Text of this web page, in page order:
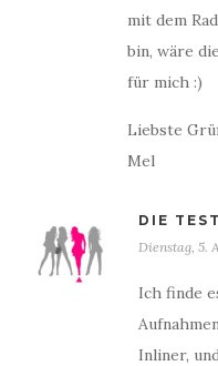
mit dem
bin, wäre
für mich :)
Liebste
Mel
DIE
Dienstag, 5.
Ich finde
Inliner,